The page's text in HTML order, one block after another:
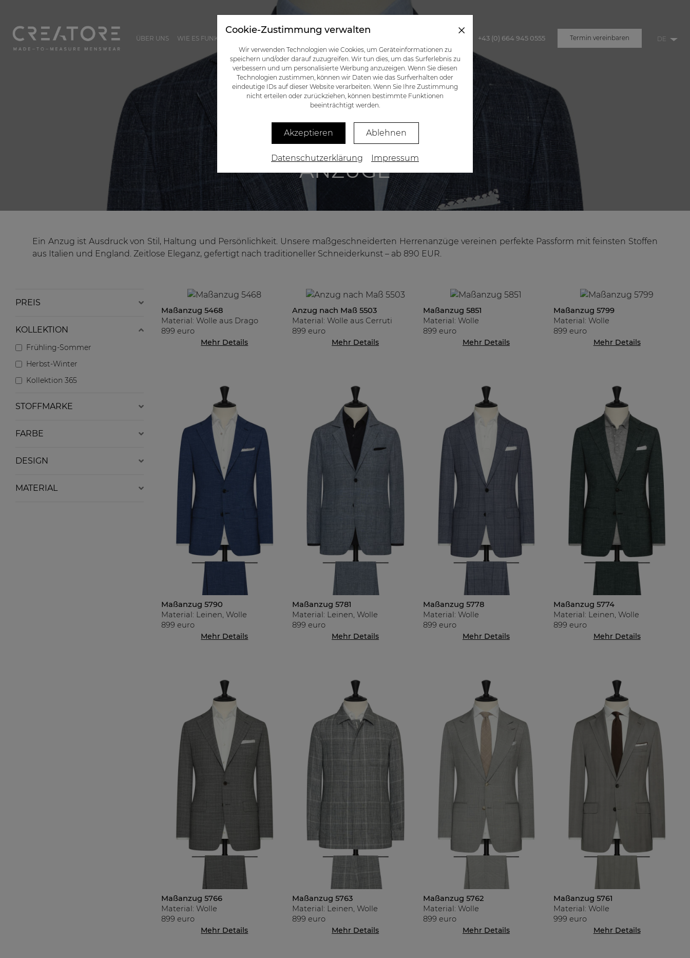
ANZÜGE
ÜBER UNS WIE ES FUNKTIONIERT +43 (0) 664 945 0555 Termin vereinbaren
Ein Anzug ist Ausdruck von Stil, Haltung und Persönlichkeit. Unsere maßgeschneiderten Herrenanzüge vereinen perfekte Passform mit feinsten Stoffen
aus Italien und England. Zeitlose Eleganz, gefertigt nach traditioneller Schneiderkunst – ab 890 EUR.
PREIS
KOLLEKTION
Frühling-Sommer
Herbst-Winter
Kollektion 365
STOFFMARKE
FARBE
DESIGN
MATERIAL
Maßanzug 5468
Material: Wolle aus Drago
899 euro
Mehr Details
Anzug nach Maß 5503
Material: Wolle aus Cerruti
899 euro
Mehr Details
Maßanzug 5851
Material: Wolle
899 euro
Mehr Details
Maßanzug 5799
Material: Wolle
899 euro
Mehr Details
Maßanzug 5790
Material: Leinen, Wolle
899 euro
Mehr Details
Maßanzug 5781
Material: Leinen, Wolle
899 euro
Mehr Details
Maßanzug 5778
Material: Wolle
899 euro
Mehr Details
Maßanzug 5774
Material: Leinen, Wolle
899 euro
Mehr Details
Maßanzug 5766
Material: Wolle
899 euro
Mehr Details
Maßanzug 5763
Material: Leinen, Wolle
899 euro
Mehr Details
Maßanzug 5762
Material: Wolle
899 euro
Mehr Details
Maßanzug 5761
Material: Wolle
999 euro
Mehr Details
Cookie-Zustimmung verwalten
Wir verwenden Technologien wie Cookies, um Geräteinformationen zu
speichern und/oder darauf zuzugreifen. Wir tun dies, um das Surferlebnis zu
verbessern und um personalisierte Werbung anzuzeigen. Wenn Sie diesen
Technologien zustimmen, können wir Daten wie das Surfverhalten oder
eindeutige IDs auf dieser Website verarbeiten. Wenn Sie Ihre Zustimmung
nicht erteilen oder zurückziehen, können bestimmte Funktionen
beeinträchtigt werden.
Akzeptieren Ablehnen
Datenschutzerklärung Impressum